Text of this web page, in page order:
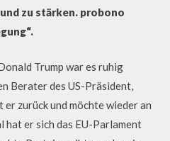
zu stärken. probono
Trump war es ruhig
Berater des US-Präsident,
zurück und möchte wieder an
hat er sich das EU-Parlament